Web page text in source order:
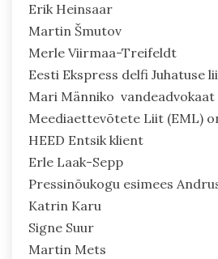
Erik Heinsaar
Martin Šmutov
Merle Viirmaa-Treifeldt
Eesti Ekspress delfi Juhatuse
Mari Männiko vandeadvokaat
Meediaettevõtete Liit (EML)
HEED Entsik klient
Erle Laak-Sepp
Pressinõukogu esimees
Katrin Karu
Signe Suur
Martin Mets